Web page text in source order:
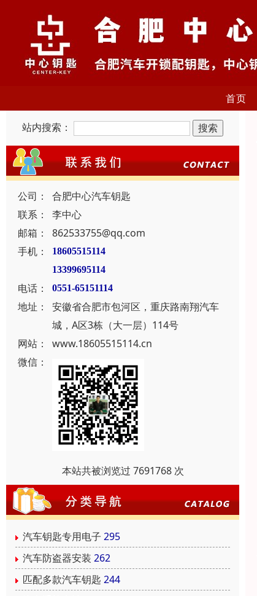
首页
站内搜索：
公司：
合肥中心汽车钥匙
联系：
李中心
邮箱：
862533755@qq.com
手机：
18605515114
13399695114
电话： 0551-65151114
地址：
安徽省合肥市包河区，重庆路南翔汽车
城，A区3栋（大一层）114号
网站：
www.18605515114.cn
微信：
本站共被浏览过 7691768 次
汽车钥匙专用电子 295
汽车防盗器安装 262
匹配多款汽车钥匙 244